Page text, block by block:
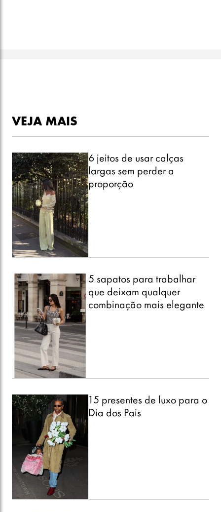
VEJA MAIS
6 jeitos de usar calças
largas sem perder a
proporção
5 sapatos para trabalhar
que deixam qualquer
combinação mais elegante
15 presentes de luxo para o
Dia dos Pais